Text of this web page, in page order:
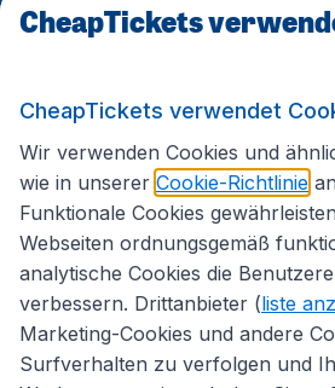
Internationale Webseiten
Folgen Sie uns:
CheapTickets
CheapTickets verwendet
Wir verwenden Cookies und
wie in unserer Cookie-Richtlinie
Funktionale Cookies
Webseiten ordnungsgemäß
analytische Cookies die
verbessern. Drittanbieter (liste
Marketing-Cookies und andere
Surfverhalten zu verfolgen und